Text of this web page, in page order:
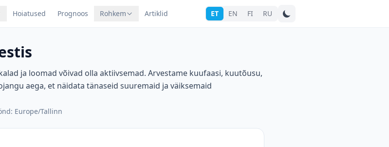
Hoiatused Prognoos Rohkem Artiklid Otsi linna
ET EN FI RU
ja loomad võivad olla aktiivsemad. Arvestame kuufaasi, kuutõusu,
aega, et näidata tänaseid suuremaid ja väiksemaid
Europe/Tallinn